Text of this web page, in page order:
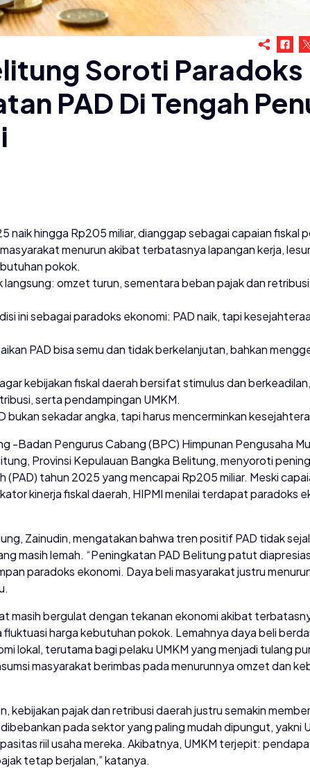
Soroti Paradoks
PAD Di Tengah
naik hingga Rp205 miliar, dianggap sebagai capaian fiskal
menurun akibat terbatasnya lapangan kerja,
pokok.
langsung: omzet turun, sementara beban pajak dan
ini sebagai paradoks ekonomi: PAD naik, tapi
PAD bisa semu dan tidak berkelanjutan, bahkan
kebijakan fiskal daerah bersifat stimulus dan
serta pendampingan UMKM.
bukan sekadar angka, tapi harus mencerminkan
-Badan Pengurus Cabang (BPC) Himpunan Pengusaha
Provinsi Kepulauan Bangka Belitung, menyoroti
(PAD) tahun 2025 yang mencapai Rp205 miliar. Meski
kinerja fiskal daerah, HIPMI menilai terdapat paradoks
Zainudin, mengatakan bahwa tren positif PAD tidak
masih lemah. “Peningkatan PAD Belitung patut
paradoks ekonomi. Daya beli masyarakat justru
masih bergulat dengan tekanan ekonomi akibat
fluktuasi harga kebutuhan pokok. Lemahnya daya beli
lokal, terutama bagi pelaku UMKM yang menjadi tulang
masyarakat berimbas pada menurunnya omzet dan
kebijakan pajak dan retribusi daerah justru semakin
dibebankan pada sektor yang paling mudah dipungut, yakni
riil usaha mereka. Akibatnya, UMKM terjepit:
tetap berjalan,” katanya.